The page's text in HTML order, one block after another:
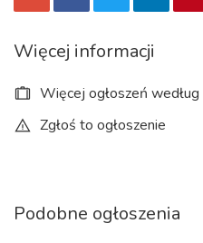
Więcej informacji
Więcej ogłoszeń według
Zgłoś to ogłoszenie
Podobne ogłoszenia